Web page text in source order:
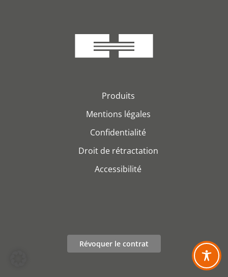
Produits
Mentions légales
Confidentialité
Droit de rétractation
Accessibilité
Révoquer le contrat